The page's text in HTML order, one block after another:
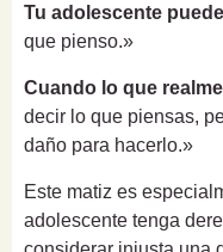
Tu adolescente
que pienso.»
Cuando lo que
decir lo que piensas,
daño para hacerlo.»
Este matiz es
adolescente tenga